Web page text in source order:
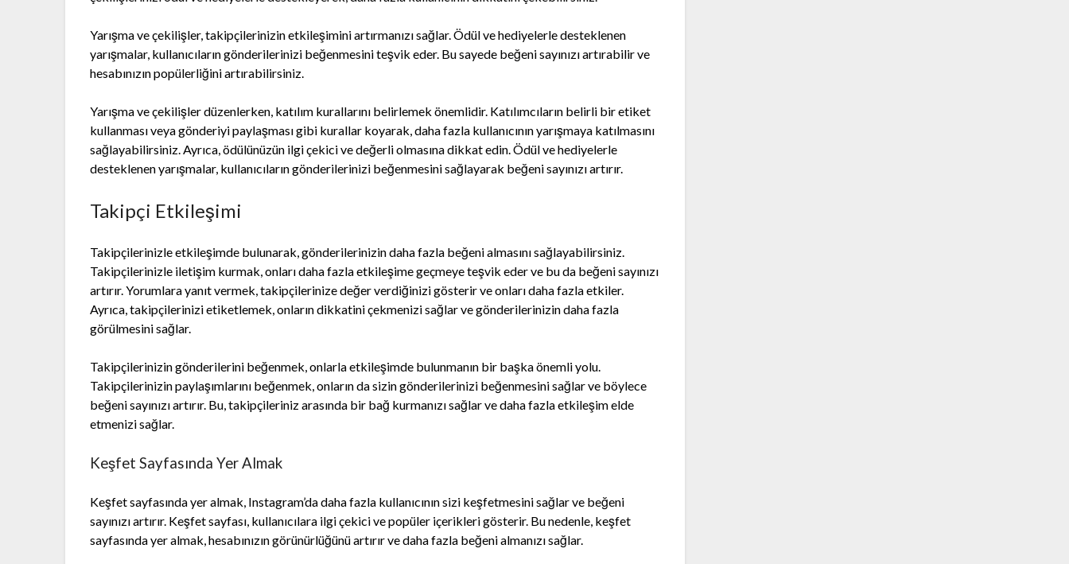
Yarışma ve çekilişler, takipçilerinizin etkileşimini artırmanızı sağlar. Ödül ve hediyelerle desteklenen
yarışmalar, kullanıcıların gönderilerinizi beğenmesini teşvik eder. Bu sayede beğeni sayınızı artırabilir ve
hesabınızın popülerliğini artırabilirsiniz.
Yarışma ve çekilişler düzenlerken, katılım kurallarını belirlemek önemlidir. Katılımcıların belirli bir etiket
kullanması veya gönderiyi paylaşması gibi kurallar koyarak, daha fazla kullanıcının yarışmaya katılmasını
sağlayabilirsiniz. Ayrıca, ödülünüzün ilgi çekici ve değerli olmasına dikkat edin. Ödül ve hediyelerle
desteklenen yarışmalar, kullanıcıların gönderilerinizi beğenmesini sağlayarak beğeni sayınızı artırır.
Takipçi Etkileşimi
Takipçilerinizle etkileşimde bulunarak, gönderilerinizin daha fazla beğeni almasını sağlayabilirsiniz.
Takipçilerinizle iletişim kurmak, onları daha fazla etkileşime geçmeye teşvik eder ve bu da beğeni sayınızı
artırır. Yorumlara yanıt vermek, takipçilerinize değer verdiğinizi gösterir ve onları daha fazla etkiler.
Ayrıca, takipçilerinizi etiketlemek, onların dikkatini çekmenizi sağlar ve gönderilerinizin daha fazla
görülmesini sağlar.
Takipçilerinizin gönderilerini beğenmek, onlarla etkileşimde bulunmanın bir başka önemli yolu.
Takipçilerinizin paylaşımlarını beğenmek, onların da sizin gönderilerinizi beğenmesini sağlar ve böylece
beğeni sayınızı artırır. Bu, takipçileriniz arasında bir bağ kurmanızı sağlar ve daha fazla etkileşim elde
etmenizi sağlar.
Keşfet Sayfasında Yer Almak
Keşfet sayfasında yer almak, Instagram’da daha fazla kullanıcının sizi keşfetmesini sağlar ve beğeni
sayınızı artırır. Keşfet sayfası, kullanıcılara ilgi çekici ve popüler içerikleri gösterir. Bu nedenle, keşfet
sayfasında yer almak, hesabınızın görünürlüğünü artırır ve daha fazla beğeni almanızı sağlar.